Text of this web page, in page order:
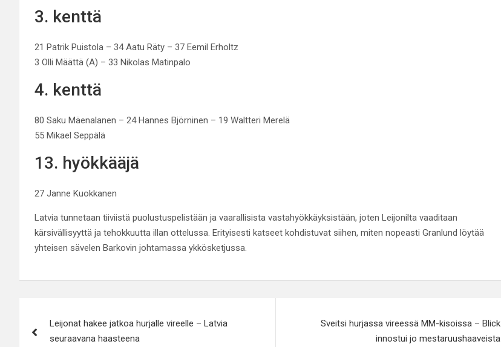
3. kenttä
21 Patrik Puistola – 34 Aatu Räty – 37 Eemil Erholtz
3 Olli Määttä (A) – 33 Nikolas Matinpalo
4. kenttä
80 Saku Mäenalanen – 24 Hannes Björninen – 19 Waltteri Merelä
55 Mikael Seppälä
13. hyökkääjä
27 Janne Kuokkanen
Latvia tunnetaan tiiviistä puolustuspelistään ja vaarallisista vastahyökkäyksistään, joten Leijonilta vaaditaan
kärsivällisyyttä ja tehokkuutta illan ottelussa. Erityisesti katseet kohdistuvat siihen, miten nopeasti Granlund löytää
yhteisen sävelen Barkovin johtamassa ykkösketjussa.
selaus
Leijonat hakee jatkoa hurjalle vireelle – Latvia
seuraavana haasteena
Sveitsi hurjassa vireessä MM-kisoissa – Blick
innostui jo mestaruushaaveista